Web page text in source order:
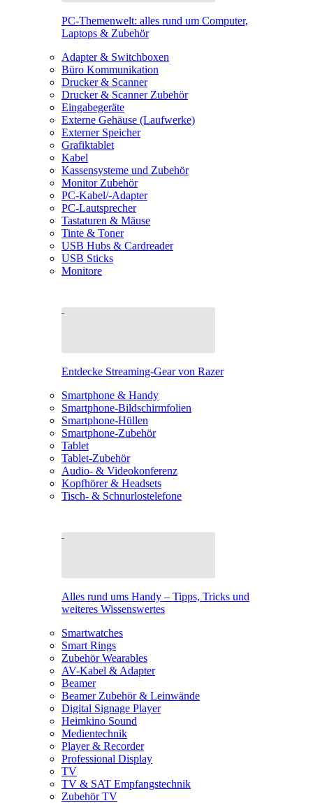
PC-Themenwelt: alles rund um Computer,
Laptops & Zubehör
Adapter & Switchboxen
Büro Kommunikation
Drucker & Scanner
Drucker & Scanner Zubehör
Eingabegeräte
Externe Gehäuse (Laufwerke)
Externer Speicher
Grafiktablet
Kabel
Kassensysteme und Zubehör
Monitor Zubehör
PC-Kabel/-Adapter
PC-Lautsprecher
Tastaturen & Mäuse
Tinte & Toner
USB Hubs & Cardreader
USB Sticks
Monitore
Entdecke Streaming-Gear von Razer
Smartphone & Handy
Smartphone-Bildschirmfolien
Smartphone-Hüllen
Smartphone-Zubehör
Tablet
Tablet-Zubehör
Audio- & Videokonferenz
Kopfhörer & Headsets
Tisch- & Schnurlostelefone
Alles rund ums Handy – Tipps, Tricks und
weiteres Wissenswertes
Smartwatches
Smart Rings
Zubehör Wearables
AV-Kabel & Adapter
Beamer
Beamer Zubehör & Leinwände
Digital Signage Player
Heimkino Sound
Medientechnik
Player & Recorder
Professional Display
TV
TV & SAT Empfangstechnik
Zubehör TV